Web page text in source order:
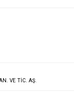
VE TİC. AŞ.